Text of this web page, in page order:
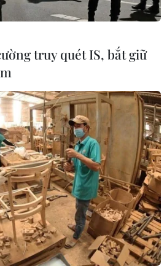
Malaysia Thái Lan
truy quét IS, bắt giữ